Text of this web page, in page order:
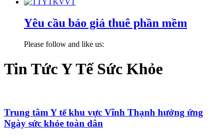
Yêu cầu báo giá thuê phần mềm
Please follow and like us:
Tin Tức Y Tế Sức Khỏe
Trung tâm Y tế khu vực Vĩnh Thạnh hưởng ứng
Ngày sức khỏe toàn dân